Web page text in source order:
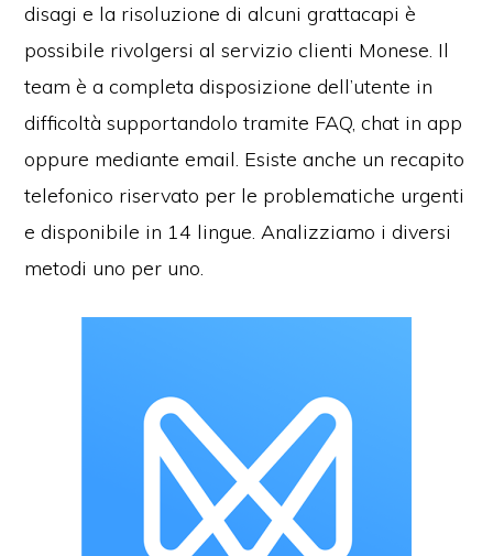
disagi e la risoluzione di alcuni grattacapi è
possibile rivolgersi al servizio clienti Monese. Il
team è a completa disposizione dell’utente in
difficoltà supportandolo tramite FAQ, chat in app
oppure mediante email. Esiste anche un recapito
telefonico riservato per le problematiche urgenti
e disponibile in 14 lingue. Analizziamo i diversi
metodi uno per uno.